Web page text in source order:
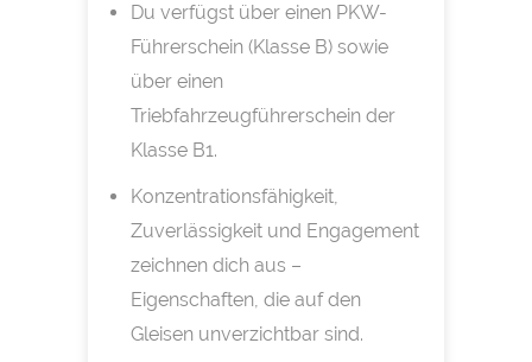
Du verfügst über einen PKW-
Führerschein (Klasse B) sowie
über einen
Triebfahrzeugführerschein der
Klasse B1.
Konzentrationsfähigkeit,
Zuverlässigkeit und Engagement
zeichnen dich aus –
Eigenschaften, die auf den
Gleisen unverzichtbar sind.